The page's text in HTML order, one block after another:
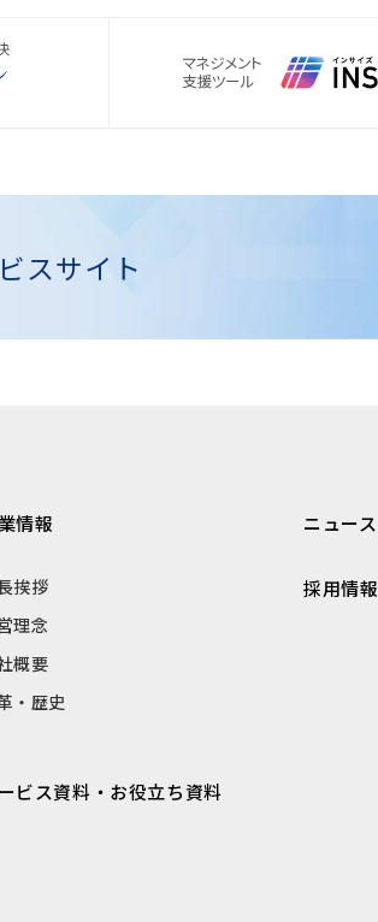
スサイト
情報
挨拶
理念
概要
・歴史
ビス資料・お役立ち資料
ニュース
採用情報